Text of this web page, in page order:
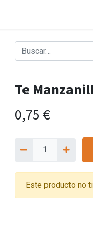
Te
0,75 €
Este producto no